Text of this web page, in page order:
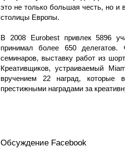
это не только большая честь, но и
столицы Европы.
В 2008 Eurobest привлек 5896
принимал более 650 делегатов.
семинаров, выставку работ из
Креативщиков, устраиваемый
вручением 22 наград, которые
престижными наградами за
Обсуждение Facebook